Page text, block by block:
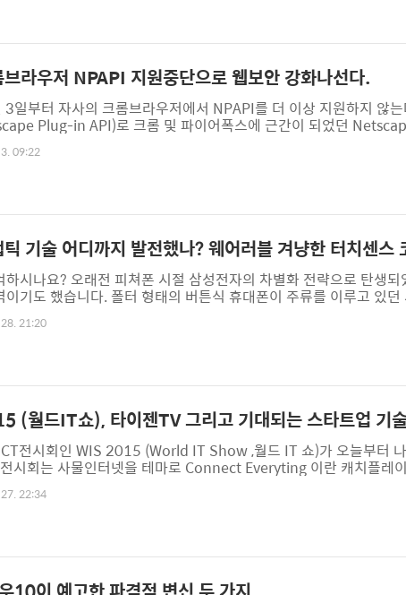
라우저 NPAPI 지원중단으로 웹보안 강화나선다.
일부터 자사의 크롬브라우저에서 NPAPI를 더 이상 지원하지 않
Plug-in API)로 크롬 및 파이어폭스에 근간이 되었던
플로러에서의 Active X(액티브엑스)와 유사한 기능을 지원하는 역
서 새로운 브라우저인 엣지에서 액티브X를 더 이상 사용할 수 없
09:22
기술 어디까지 발전했나? 웨어러블 겨냥한 터치센스
하시나요? 오래전 피쳐폰 시절 삼성전자의 차별화 전략으로 탄생
이기도 했습니다. 폴터 형태의 버튼식 휴대폰이 주류를 이루고 있
하면 진동으로 반응하여 기존에 없던 새로운 사용자 경험을 제공했
기본이 되면서 터치에 다양한 진동반응을 하는 기능이 보편화 되
21:20
(월드IT쇼), 타이젠TV 그리고 기대되는 스타트업 기
전시회인 WIS 2015 (World IT Show ,월드 IT 쇼)가 오늘부터
시회는 사물인터넷을 테마로 Connect Everyting 이란 캐치플레
WIS 2015에서는 세계 최초로 삼성전자에서 개발한 타이젠OS
있는데요. 재미와 볼거리 그리고 최신 IT트렌드를 한 눈에 볼 수 있
22:34